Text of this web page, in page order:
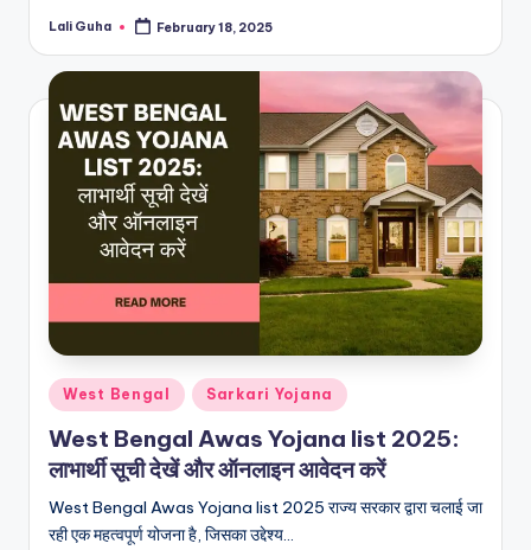
Posted
Lali Guha February 18, 2025
Posted
in
West Bengal Sarkari Yojana
West Bengal Awas Yojana list 2025:
लाभार्थी सूची देखें और ऑनलाइन आवेदन करें
West Bengal Awas Yojana list 2025 राज्य सरकार द्वारा चलाई जा
रही एक महत्वपूर्ण योजना है, जिसका उद्देश्य…